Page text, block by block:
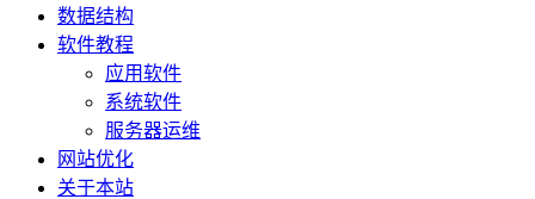
数据结构
软件教程
应用软件
系统软件
服务器运维
网站优化
关于本站